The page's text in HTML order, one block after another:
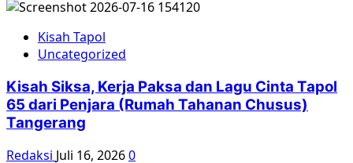
Kisah Tapol
Uncategorized
Kisah Siksa, Kerja Paksa dan Lagu Cinta Tapol
65 dari Penjara (Rumah Tahanan Chusus)
Tangerang
Redaksi Juli 16, 20260